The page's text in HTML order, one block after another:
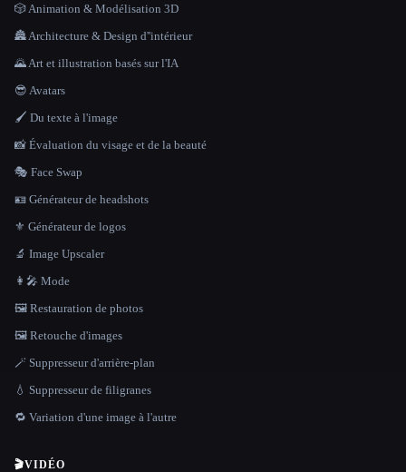
🎲 Animation & Modélisation 3D
🏯 Architecture & Design d''intérieur
🌄 Art et illustration basés sur l'IA
😎 Avatars
🖌️ Du texte à l'image
📸 Évaluation du visage et de la beauté
🎭 Face Swap
🪪 Générateur de headshots
⚜️ Générateur de logos
🔬 Image Upscaler
👩‍🎤 Mode
🖼️ Restauration de photos
🖼️ Retouche d'images
🪄 Suppresseur d'arrière-plan
💧 Suppresseur de filigranes
🔁 Variation d'une image à l'autre
🎬VIDÉO